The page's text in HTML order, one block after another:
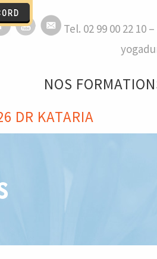
Tel. 02 99 00 22 10
NOS
DR KATARIA